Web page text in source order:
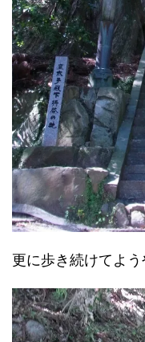
更に歩き続けてよう